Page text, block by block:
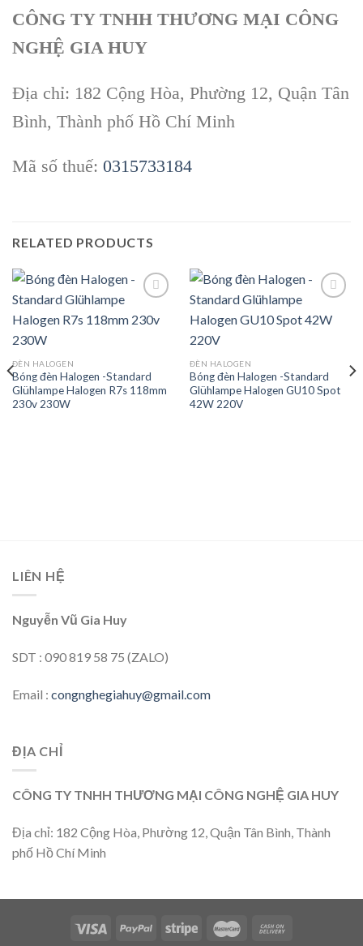
CÔNG TY TNHH THƯƠNG MẠI CÔNG
NGHỆ GIA HUY
Địa chỉ: 182 Cộng Hòa, Phường 12, Quận Tân
Bình, Thành phố Hồ Chí Minh
Mã số thuế: 0315733184
RELATED PRODUCTS
ĐÈN HALOGEN
Bóng đèn Halogen -Standard
Glühlampe Halogen R7s 118mm
230v 230W
ĐÈN HALOGEN
Bóng đèn Halogen -Standard
Glühlampe Halogen GU10 Spot
42W 220V
LIÊN HỆ
Nguyễn Vũ Gia Huy
SDT : 090 819 58 75 (ZALO)
Email : congnghegiahuy@gmail.com
ĐỊA CHỈ
CÔNG TY TNHH THƯƠNG MẠI CÔNG NGHỆ GIA HUY
Địa chỉ: 182 Cộng Hòa, Phường 12, Quận Tân Bình, Thành
phố Hồ Chí Minh